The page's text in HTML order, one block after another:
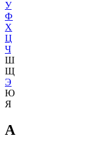
У
Ф
Х
Ц
Ч
Ш
Щ
Э
Ю
Я
А